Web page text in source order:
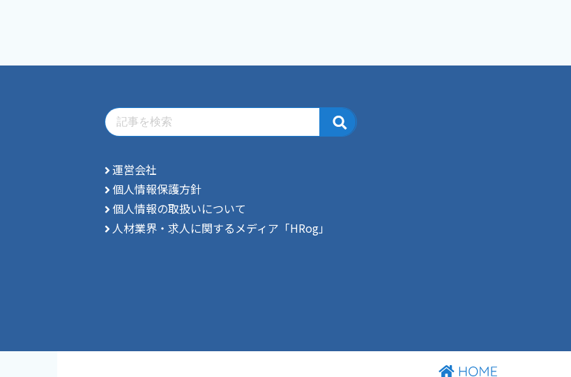
運営会社
個人情報保護方針
個人情報の取扱いについて
人材業界・求人に関するメディア「HRog」